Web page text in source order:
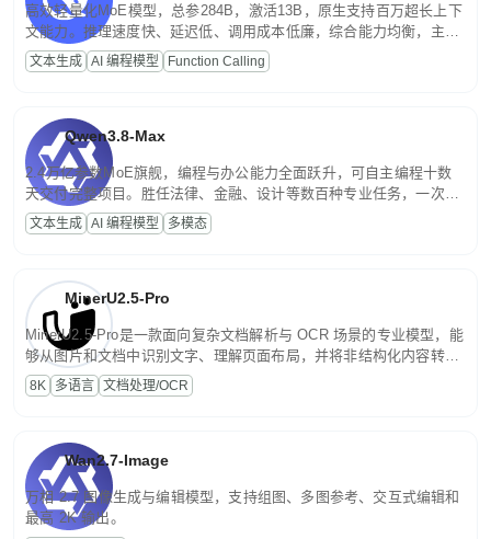
高效轻量化MoE模型，总参284B，激活13B，原生支持百万超长上下
文能力。推理速度快、延迟低、调用成本低廉，综合能力均衡，主打
高并发、轻量化任务，适合日常对话、内容创作、基础 RAG、批量
文案处理等普惠刚需场景。
文本生成 AI 编程模型 Function Calling
Qwen3.8-Max
2.4万亿参数MoE旗舰，编程与办公能力全面跃升，可自主编程十数
天交付完整项目。胜任法律、金融、设计等数百种专业任务，一次对
话端到端交付生产级成果。原生视觉理解贯穿规划、执行与验证全流
程，支持超长文档与长视频的深度语义解析。长程任务中自主规划与
文本生成 AI 编程模型 多模态
MinerU2.5-Pro
MinerU2.5-Pro是一款面向复杂文档解析与 OCR 场景的专业模型，能
够从图片和文档中识别文字、理解页面布局，并将非结构化内容转换
为便于存储、检索和二次处理的结构化结果。
8K 多语言 文档处理/OCR
Wan2.7-Image
万相 2.7 图像生成与编辑模型，支持组图、多图参考、交互式编辑和
最高 2K 输出。